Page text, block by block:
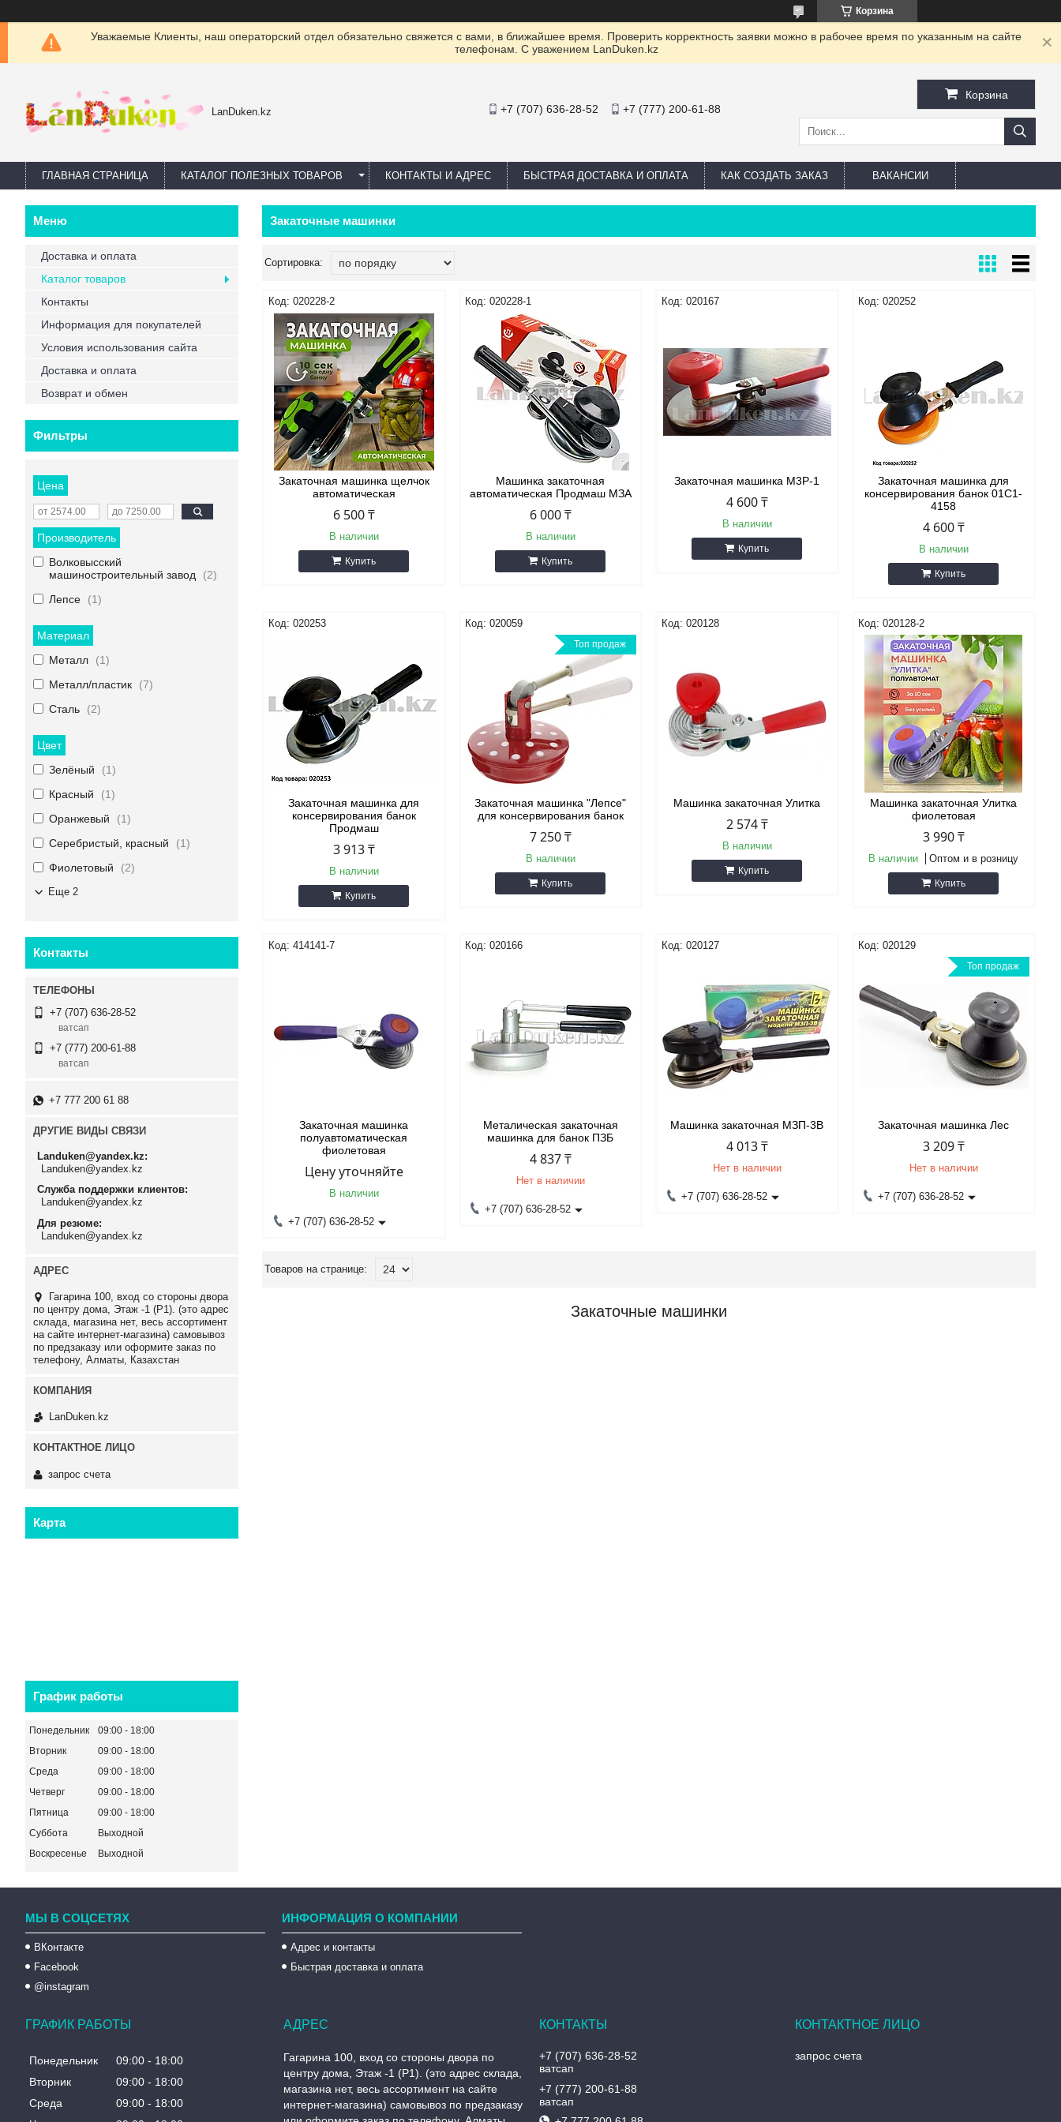
Корзина
Уважаемые Клиенты, наш операторский отдел обязательно свяжется с вами, в ближайшее время. Проверить корректность заявки можно в рабочее время по указанным на сайте
телефонам. С уважением LanDuken.kz
LanDuken.kz +7 (707) 636-28-52 +7 (777) 200-61-88
Корзина
ГЛАВНАЯ СТРАНИЦА КАТАЛОГ ПОЛЕЗНЫХ ТОВАРОВ КОНТАКТЫ И АДРЕС БЫСТРАЯ ДОСТАВКА И ОПЛАТА КАК СОЗДАТЬ ЗАКАЗ ВАКАНСИИ
Закаточные машинки
020228-2
Закаточная машинка щелчок
автоматическая
6 500 ₸
В наличии
Купить
020228-1
Машинка закаточная
автоматическая Продмаш МЗА
6 000 ₸
В наличии
Купить
020167
Закаточная машинка M3P-1
4 600 ₸
В наличии
Купить
020252
Закаточная машинка для
консервирования банок 01С1-
4158
4 600 ₸
В наличии
Купить
020253
Закаточная машинка для
консервирования банок
Продмаш
3 913 ₸
В наличии
Купить
020059
Топ продаж
Закаточная машинка "Лепсе"
для консервирования банок
7 250 ₸
В наличии
Купить
020128
Машинка закаточная Улитка
2 574 ₸
В наличии
Купить
020128-2
Машинка закаточная Улитка
фиолетовая
3 990 ₸
В наличии Оптом и в розницу
Купить
414141-7
Закаточная машинка
полуавтоматическая
фиолетовая
Цену уточняйте
В наличии
+7 (707) 636-28-52
020166
Металическая закаточная
машинка для банок ПЗБ
4 837 ₸
Нет в наличии
+7 (707) 636-28-52
020127
Машинка закаточная МЗП-3В
4 013 ₸
Нет в наличии
+7 (707) 636-28-52
020129
Топ продаж
Закаточная машинка Лес
3 209 ₸
Нет в наличии
+7 (707) 636-28-52
Закаточные машинки
Доставка и оплата
Каталог товаров
Контакты
Информация для покупателей
Условия использования сайта
Доставка и оплата
Возврат и обмен
Фильтры
Цена
Производитель
Волковысский
машиностроительный завод
2
Лепсе
1
Материал
Металл
1
Металл/пластик
7
Сталь
2
Цвет
Зелёный
1
Красный
1
Оранжевый
1
Серебристый, красный
1
Фиолетовый
2
Еще 2
Контакты
+7 (707) 636-28-52
ватсап
+7 (777) 200-61-88
ватсап
+7 777 200 61 88
ДРУГИЕ ВИДЫ СВЯЗИ
Landuken@yandex.kz
Landuken@yandex.kz
Служба поддержки клиентов
Landuken@yandex.kz
Для резюме
Landuken@yandex.kz
Гагарина 100, вход со стороны двора
по центру дома, Этаж -1 (P1). (это адрес
склада, магазина нет, весь ассортимент
на сайте интернет-магазина) самовывоз
по предзаказу или оформите заказ по
телефону, Алматы, Казахстан
LanDuken.kz
запрос счета
Карта
График работы
Понедельник 09:00
18:00
Вторник
09:00
18:00
Среда
09:00
18:00
Четверг
09:00
18:00
Пятница
09:00
18:00
Суббота
Выходной
Воскресенье
Выходной
МЫ В СОЦСЕТЯХ
ВКонтакте
Facebook
@instagram
ИНФОРМАЦИЯ О КОМПАНИИ
Адрес и контакты
Быстрая доставка и оплата
ГРАФИК РАБОТЫ
Понедельник 09:00
18:00
Вторник
09:00
18:00
Среда
09:00
18:00
Гагарина 100, вход со стороны двора по
центру дома, Этаж -1 (P1). (это адрес склада,
магазина нет, весь ассортимент на сайте
интернет-магазина) самовывоз по предзаказу
+7 (707) 636-28-52
ватсап
+7 (777) 200-61-88
ватсап
запрос счета